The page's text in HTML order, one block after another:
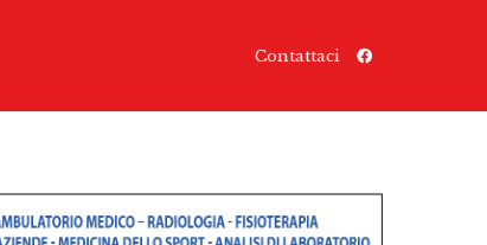
Contattaci